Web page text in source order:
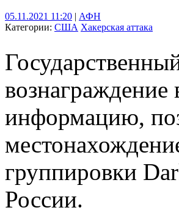
05.11.2021 11:20 | АФН
Категории: США Хакерская аттака
вознаграждение
информацию,
группировки
России.